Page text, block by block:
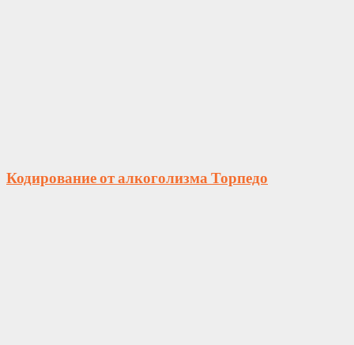
Кодирование от алкоголизма Торпедо